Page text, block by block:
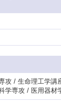
攻 / 生命理工学講
学専攻 / 医用器材